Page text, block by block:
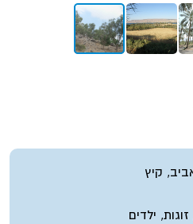
קיץ
ילדים